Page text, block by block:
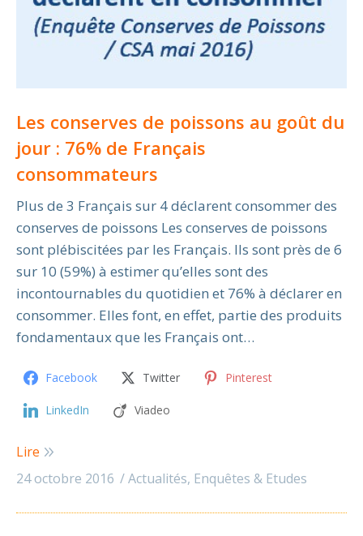
Les conserves de poissons au goût du
jour : 76% de Français
consommateurs
Plus de 3 Français sur 4 déclarent consommer des
conserves de poissons Les conserves de poissons
sont plébiscitées par les Français. Ils sont près de 6
sur 10 (59%) à estimer qu’elles sont des
incontournables du quotidien et 76% à déclarer en
consommer. Elles font, en effet, partie des produits
fondamentaux que les Français ont…
Facebook Twitter Pinterest
LinkedIn Viadeo
Lire
24 octobre 2016
Actualités, Enquêtes & Etudes